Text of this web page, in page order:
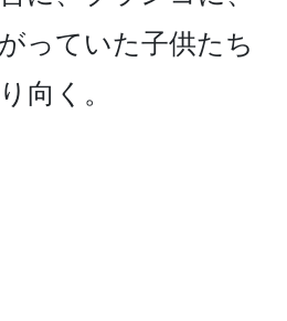
っていた子供たち
向く。